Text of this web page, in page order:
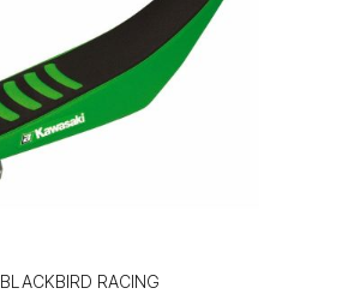
BLACKBIRD RACING